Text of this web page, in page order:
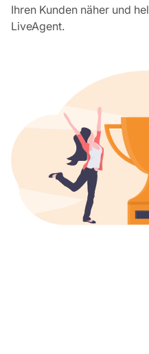
Ihren Kunden näher und
LiveAgent.